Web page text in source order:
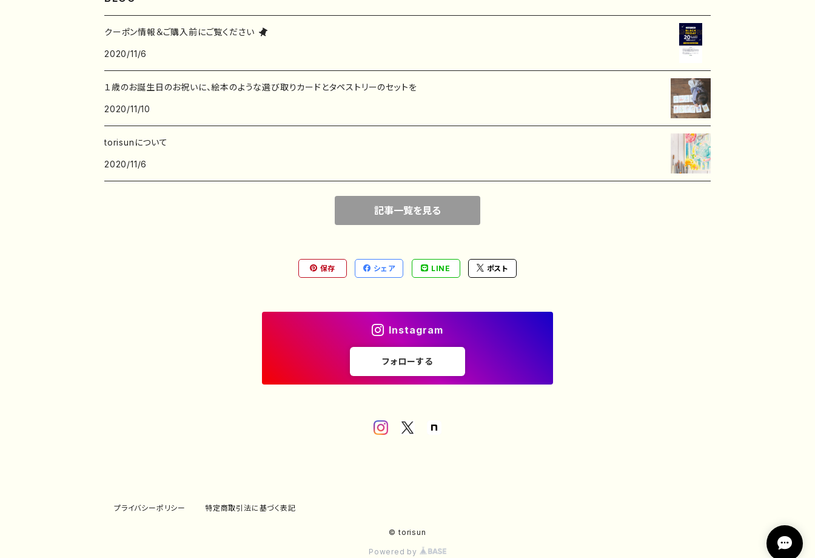
ポストカード
子ども服
クーポン情報＆ご購入前にご覧ください
2020/11/6
１歳のお誕生日のお祝いに、絵本のような選び取りカードとタペストリーのセットを
2020/11/10
torisunについて
2020/11/6
記事一覧を見る
保存 シェア LINE ポスト
Instagram
フォローする
プライバシーポリシー 特定商取引法に基づく表記
© torisun
Powered by